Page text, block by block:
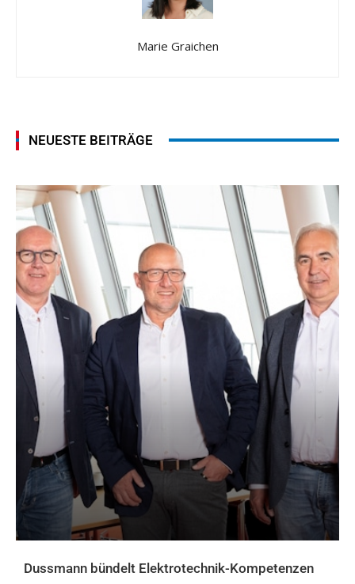
Marie Graichen
NEUESTE BEITRÄGE
Dussmann bündelt Elektrotechnik-Kompetenzen